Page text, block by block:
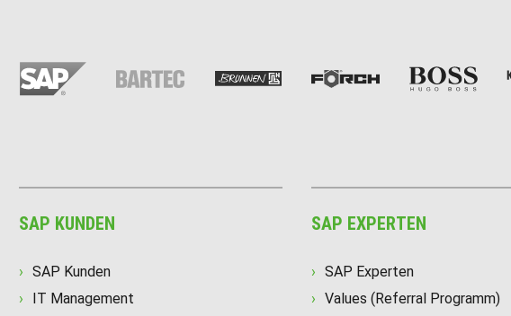
SAP KUNDEN
SAP Kunden
IT Management
SAP EXPERTEN
SAP Experten
Values (Referral Programm)